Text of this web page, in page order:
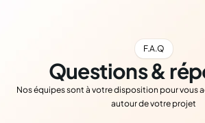
F.A.Q
Questions &
Nos équipes sont à votre disposition pour vous
autour de votre projet